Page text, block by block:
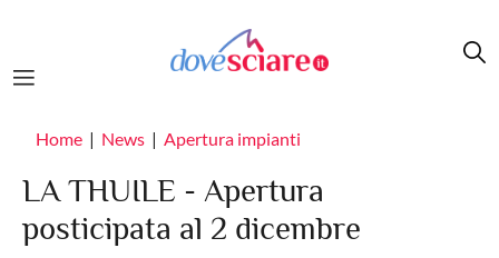
Home News Apertura impianti
LA THUILE - Apertura
posticipata al 2 dicembre